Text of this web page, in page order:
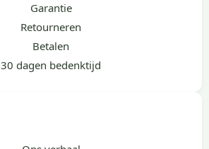
Garantie
Retourneren
Betalen
30 dagen bedenktijd